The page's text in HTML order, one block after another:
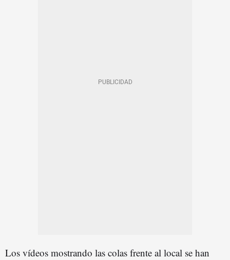
Los vídeos mostrando las colas frente al local se han